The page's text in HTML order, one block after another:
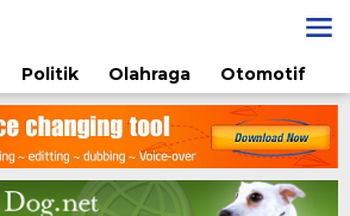
Politik Olahraga Otomotif